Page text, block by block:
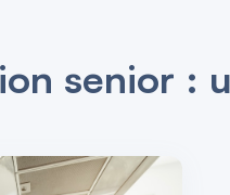
senior :